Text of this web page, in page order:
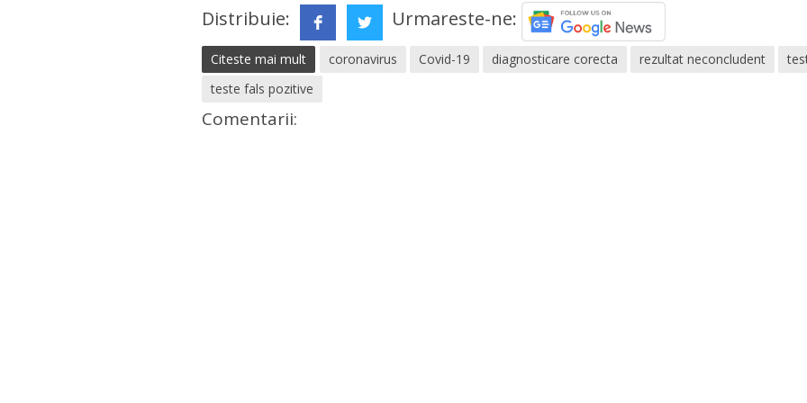
Distribuie: Urmareste-ne:
Citeste mai mult coronavirus Covid-19 diagnosticare corecta rezultat neconcludent
teste fals pozitive
Comentarii: